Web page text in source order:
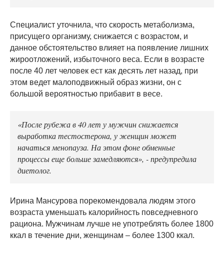
Специалист уточнила, что скорость метаболизма,
присущего организму, снижается с возрастом, и
данное обстоятельство влияет на появление лишних
жироотложений, избыточного веса. Если в возрасте
после 40 лет человек ест как десять лет назад, при
этом ведет малоподвижный образ жизни, он с
большой вероятностью прибавит в весе.
«После рубежа в 40 лет у мужчин снижается
выработка тестостерона, у женщин может
начаться менопауза. На этом фоне обменные
процессы еще больше замедляются», - предупредила
диетолог.
Ирина Мансурова порекомендовала людям этого
возраста уменьшать калорийность повседневного
рациона. Мужчинам лучше не употреблять более 1800
ккал в течение дни, женщинам – более 1300 ккал.